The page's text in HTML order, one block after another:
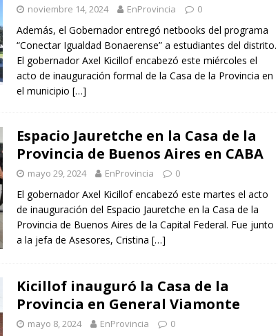
noviembre 14, 2024 EnProvincia 0
Además, el Gobernador entregó netbooks del programa
“Conectar Igualdad Bonaerense” a estudiantes del distrito.
El gobernador Axel Kicillof encabezó este miércoles el
acto de inauguración formal de la Casa de la Provincia en
el municipio […]
Espacio Jauretche en la Casa de la
Provincia de Buenos Aires en CABA
mayo 29, 2024 EnProvincia 0
El gobernador Axel Kicillof encabezó este martes el acto
de inauguración del Espacio Jauretche en la Casa de la
Provincia de Buenos Aires de la Capital Federal. Fue junto
a la jefa de Asesores, Cristina […]
Kicillof inauguró la Casa de la
Provincia en General Viamonte
mayo 8, 2024 EnProvincia 0